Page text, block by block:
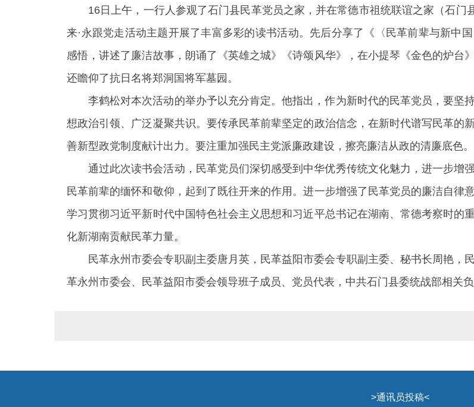
16日上午，一行人参观了石门县民革党员之家，并在常德市祖统联谊之家（石
来·永跟党走活动主题开展了丰富多彩的读书活动。先后分享了《〈民革前辈与新中
感悟，讲述了廉洁故事，朗诵了《英雄之城》《诗颂风华》，在小提琴《金色的炉台
还瞻仰了抗日名将郑洞国将军墓园。
李鹤松对本次活动的举办予以充分肯定。他指出，作为新时代的民革党员，要坚
想政治引领、广泛凝聚共识。要传承民革前辈坚定的政治信念，在新时代谱写民革的
善新型政党制度献计出力。要注重加强民主党派廉政建设，擦亮廉洁从政的清廉底色。
通过此次读书会活动，民革党员们深切感受到中华优秀传统文化魅力，进一步增
民革前辈的缅怀和敬仰，起到了既往开来的作用。进一步增强了民革党员的廉洁自律
学习贯彻习近平新时代中国特色社会主义思想和习近平总书记在湖南、常德考察时的
化新湖南贡献民革力量。
民革永州市委会专职副主委唐月英，民革益阳市委会专职副主委、秘书长周艳，
革永州市委会、民革益阳市委会领导班子成员、党员代表，中共石门县委统战部相关负
>通讯员投稿<